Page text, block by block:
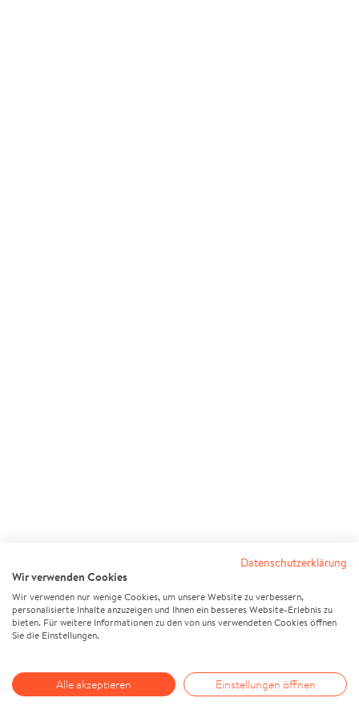
Datenschutzerklärung
Wir verwenden Cookies
Wir verwenden nur wenige Cookies, um unsere Website zu verbessern,
personalisierte Inhalte anzuzeigen und Ihnen ein besseres Website-Erlebnis zu
bieten. Für weitere Informationen zu den von uns verwendeten Cookies öffnen
Sie die Einstellungen.
Alle akzeptieren Einstellungen öffnen